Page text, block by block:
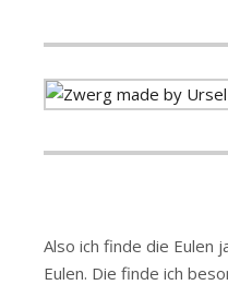
Also ich finde die Eulen
Eulen. Die finde ich